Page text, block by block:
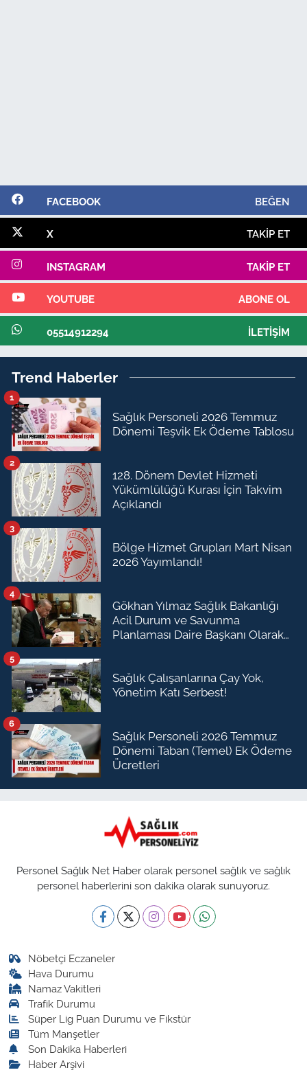
FACEBOOK BEĞEN
X TAKIP ET
INSTAGRAM TAKIP ET
YOUTUBE ABONE OL
05514912294 İLETIŞIM
Trend Haberler
Sağlık Personeli 2026 Temmuz
Dönemi Teşvik Ek Ödeme Tablosu
1
128. Dönem Devlet Hizmeti
Yükümlülüğü Kurası İçin Takvim
Açıklandı
2
Bölge Hizmet Grupları Mart Nisan
2026 Yayımlandı!
3
Gökhan Yılmaz Sağlık Bakanlığı
Acil Durum ve Savunma
Planlaması Daire Başkanı Olarak
4
Sağlık Çalışanlarına Çay Yok,
Yönetim Katı Serbest!
5
Sağlık Personeli 2026 Temmuz
Dönemi Taban (Temel) Ek Ödeme
Ücretleri
6
Personel Sağlık Net Haber olarak personel sağlık ve sağlık
personel haberlerini son dakika olarak sunuyoruz.
Nöbetçi Eczaneler
Hava Durumu
Namaz Vakitleri
Trafik Durumu
Süper Lig Puan Durumu ve Fikstür
Tüm Manşetler
Son Dakika Haberleri
Haber Arşivi